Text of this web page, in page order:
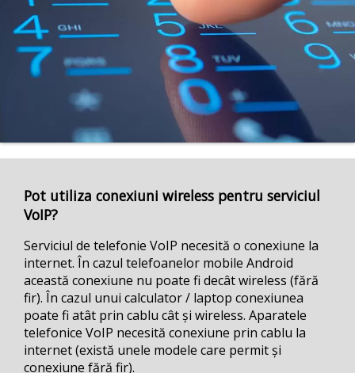
Pot utiliza conexiuni wireless pentru serviciul
VoIP?
Serviciul de telefonie VoIP necesită o conexiune la
internet. În cazul telefoanelor mobile Android
această conexiune nu poate fi decât wireless (fără
fir). În cazul unui calculator / laptop conexiunea
poate fi atât prin cablu cât și wireless. Aparatele
telefonice VoIP necesită conexiune prin cablu la
internet (există unele modele care permit și
conexiune fără fir).